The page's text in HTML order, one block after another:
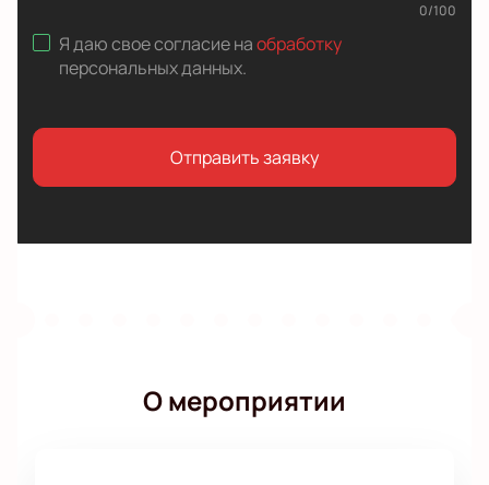
0/100
Я даю свое согласие наобработку
персональных данных.
Отправить заявку
О мероприятии